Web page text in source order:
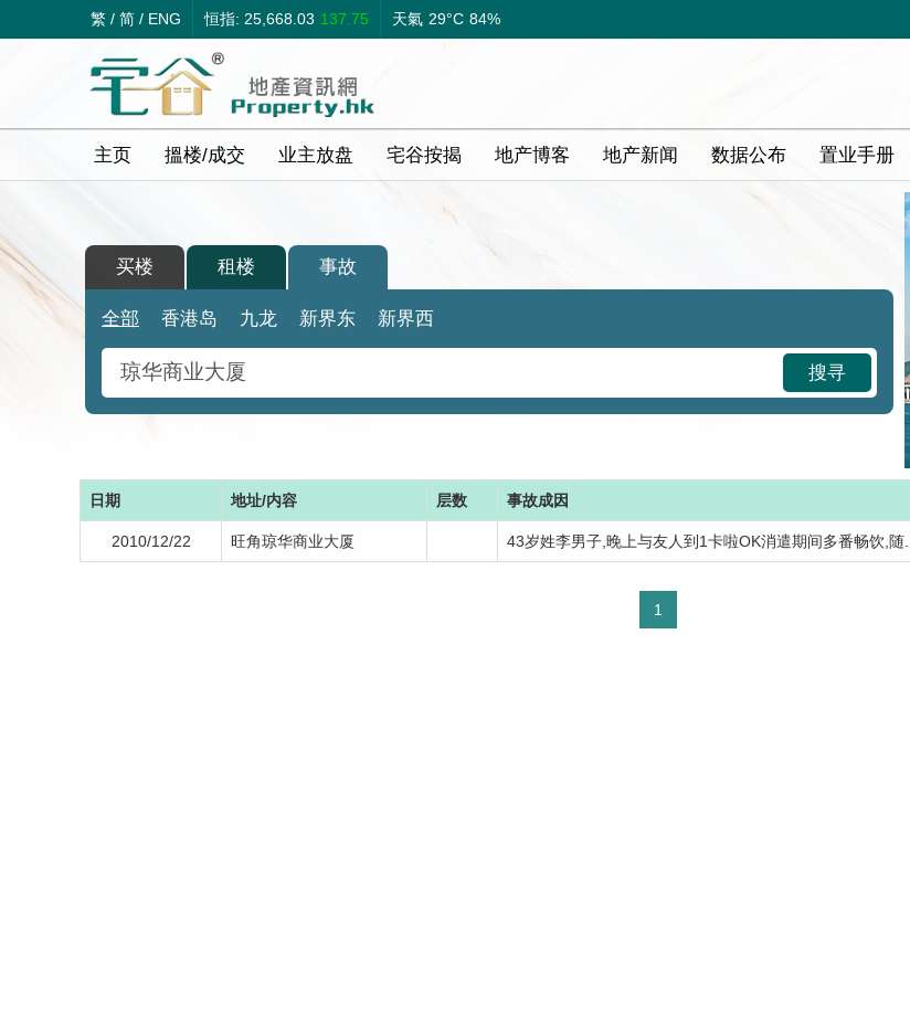
繁 / 简 / ENG 恒指: 25,668.03 137.75 天氣 29°C 84%
主页 搵楼/成交 业主放盘 宅谷按揭 地产博客 地产新闻 数据公布 置业手册
买楼 租楼 事故
全部 香港岛 九龙 新界东 新界西
搜寻
日期 地址/内容 层数 事故成因
2010/12/22 旺角琼华商业大厦 43岁姓李男子,晚上与友人到1卡啦OK消遣期间多番畅饮,随...
1